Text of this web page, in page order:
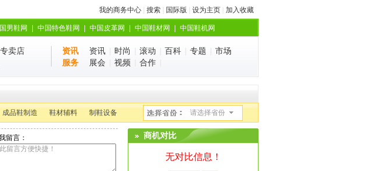
我的商务中心 搜索 国际版 设为主页 加入收藏
男鞋网 中国特色鞋网 中国皮革网 中国鞋材网 中国鞋机网
专卖店
资讯
服务
资讯 时尚 滚动 百科 专题
市场
展会
视频 合作
成品鞋制造 鞋材辅料 制鞋设备
商机对比
无对比信息！
留言：